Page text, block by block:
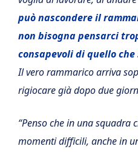
può nascondere il
non bisogna pensarci
consapevoli di quello
Il vero rammarico arriva
rigiocare già dopo due
“Penso che in una squadra
momenti difficili, anche in